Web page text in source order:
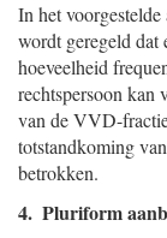
In het
wordt geregeld dat
hoeveelheid
rechtspersoon kan
van de VVD-
totstandkoming
betrokken.
4. Pluriform